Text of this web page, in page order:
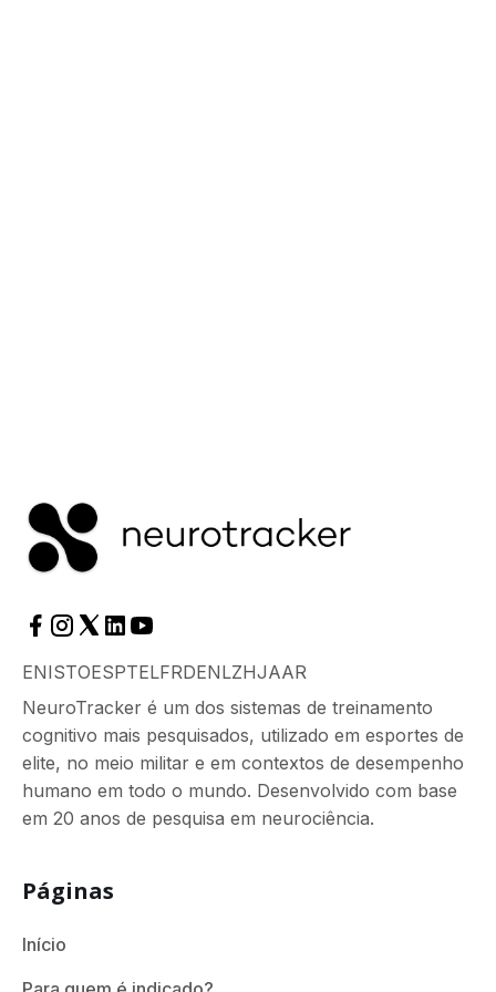
ENISTOESPTELFRDENLZHJAAR
NeuroTracker é um dos sistemas de treinamento
cognitivo mais pesquisados, utilizado em esportes de
elite, no meio militar e em contextos de desempenho
humano em todo o mundo. Desenvolvido com base
em 20 anos de pesquisa em neurociência.
Páginas
Início